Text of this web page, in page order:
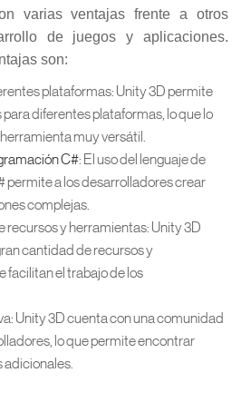
varias ventajas frente a otros
de juegos y aplicaciones.
son:
plataformas: Unity 3D permite
diferentes plataformas, lo que lo
muy versátil.
C#: El uso del lenguaje de
permite a los desarrolladores crear
complejas.
recursos y herramientas: Unity 3D
cantidad de recursos y
facilitan el trabajo de los
Unity 3D cuenta con una comunidad
lo que permite encontrar